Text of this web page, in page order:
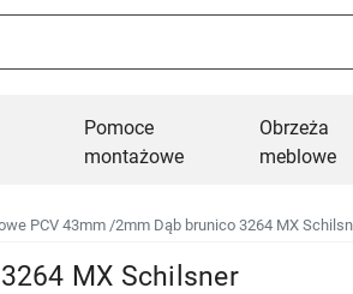
Pomoce
montażowe
Obrzeża
meblowe
PCV 43mm /2mm Dąb brunico 3264 MX
MX Schilsner